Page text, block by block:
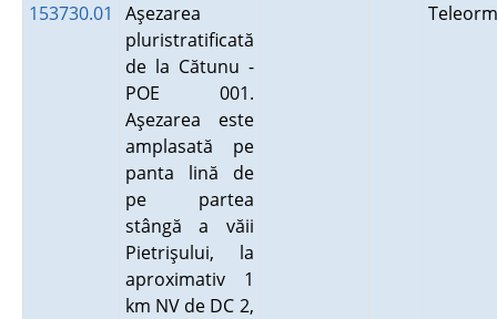
153730.01
Aşezarea
pluristratificată
de la Cătunu -
POE 001.
Aşezarea este
amplasată pe
panta lină de
pe partea
stângă a văii
Pietrişului, la
aproximativ 1
km NV de DC 2,